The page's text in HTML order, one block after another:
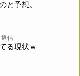
と予想。
信
る現状ｗ